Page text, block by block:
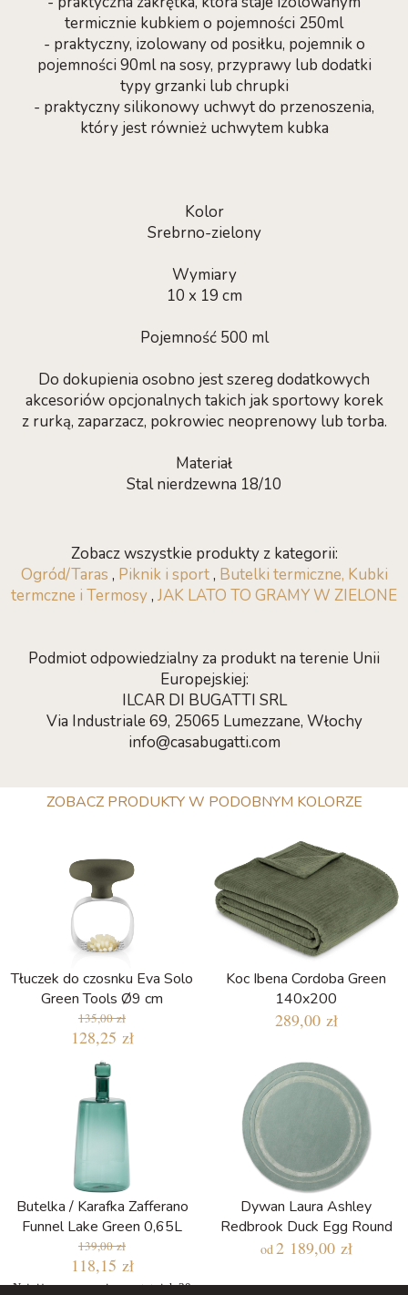
termicznie kubkiem o pojemności 250ml
- praktyczny, izolowany od posiłku, pojemnik o
pojemności 90ml na sosy, przyprawy lub dodatki
typy grzanki lub chrupki
- praktyczny silikonowy uchwyt do przenoszenia,
który jest również uchwytem kubka
Kolor
Srebrno-zielony
Wymiary
10 x 19 cm
Pojemność 500 ml
Do dokupienia osobno jest szereg dodatkowych
akcesoriów opcjonalnych takich jak sportowy korek
z rurką, zaparzacz, pokrowiec neoprenowy lub torba.
Materiał
Stal nierdzewna 18/10
Zobacz wszystkie produkty z kategorii:
Ogród/Taras , Piknik i sport, Butelki termiczne, Kubki
termczne i Termosy, JAK LATO TO GRAMY W ZIELONE
Podmiot odpowiedzialny za produkt na terenie Unii
Europejskiej:
ILCAR DI BUGATTI SRL
Via Industriale 69, 25065 Lumezzane, Włochy
info@casabugatti.com
ZOBACZ PRODUKTY W PODOBNYM KOLORZE
Tłuczek do czosnku Eva Solo
Green Tools Ø9 cm
135,00 zł
128,25 zł
Koc Ibena Cordoba Green
140x200
289,00 zł
Butelka / Karafka Zafferano
Funnel Lake Green 0,65L
139,00 zł
118,15 zł
Najniższa cena w ciągu ostatnich 30
Dywan Laura Ashley
Redbrook Duck Egg Round
od2 189,00 zł